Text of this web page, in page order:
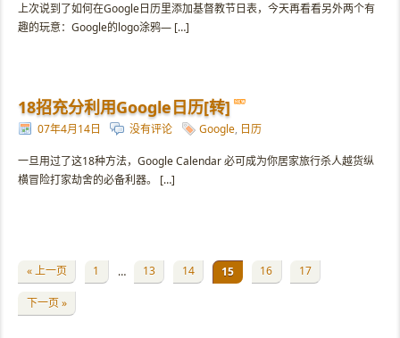
上次说到了如何在Google日历里添加基督教节日表，今天再看看另外两个有
趣的玩意：Google的logo涂鸦— […]
18招充分利用Google日历[转]
07年4月14日 没有评论 Google, 日历
一旦用过了这18种方法，Google Calendar 必可成为你居家旅行杀人越货纵
横冒险打家劫舍的必备利器。 […]
« 上一页 1 … 13 14 15 16 17
下一页 »